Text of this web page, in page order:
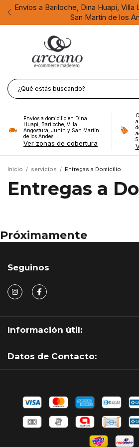
Envíos a Bariloche, Dina Huapi, Villa
San Martín de los
Envíos a domicilio en Dina
Huapi, Bariloche, V. la
Angostura, Junín y San Martín
de los Andes
Ver zonas de cobertura
Inicio / servicios / Entregas a Domicilio
Entregas a
Próximamente
Seguinos
Información útil:
Datos de Contacto: